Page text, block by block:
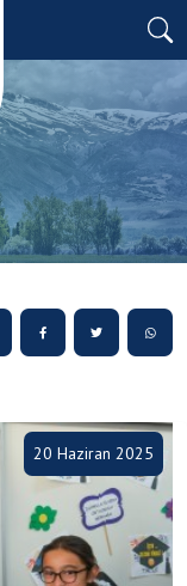
20 Haziran 2025